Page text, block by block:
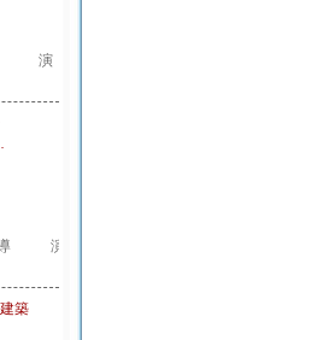
導 演：
導 演：
築